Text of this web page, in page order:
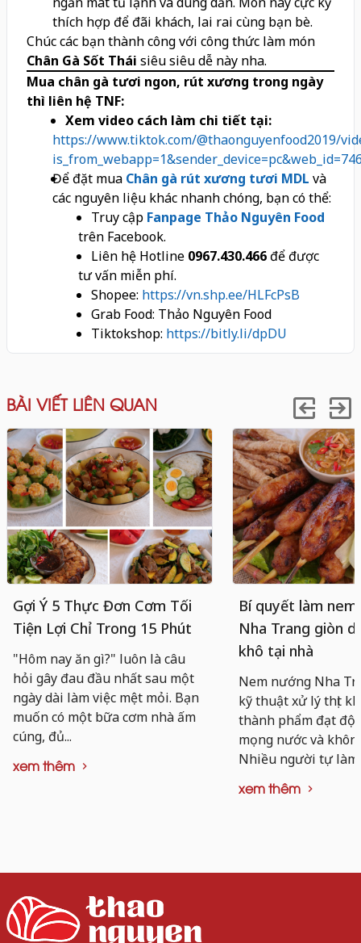
thích hợp để đãi khách, lai rai cùng bạn bè.
Chúc các bạn thành công với công thức làm món
Chân Gà Sốt Thái siêu siêu dễ này nha.
Mua chân gà tươi ngon, rút xương trong ngày
thì liên hệ TNF:
Xem video cách làm chi tiết tại:
https://www.tiktok.com/@thaonguyenfood2019/
Để đặt mua Chân gà rút xương tươi MDL và
các nguyên liệu khác nhanh chóng, bạn có thể:
Truy cập Fanpage Thảo Nguyên Food
trên Facebook.
Liên hệ Hotline 0967.430.466để được
tư vấn miễn phí.
Shopee: https://vn.shp.ee/HLFcPsB
Grab Food: Thảo Nguyên Food
Tiktokshop: https://bitly.li/dpDU
BÀI VIẾT LIÊN QUAN
Gợi Ý 5 Thực Đơn Cơm Tối
Tiện Lợi Chỉ Trong 15 Phút
"Hôm nay ăn gì?" luôn là câu
hỏi gây đau đầu nhất sau một
ngày dài làm việc mệt mỏi. Bạn
muốn có một bữa cơm nhà ấm
cúng, đủ...
xem thêm
Bí quyết làm
Nha Trang giòn
khô tại nhà
Nem nướng Nha
kỹ thuật xử lý thịt
thành phẩm đạt độ
mọng nước và
Nhiều người tự
xem thêm